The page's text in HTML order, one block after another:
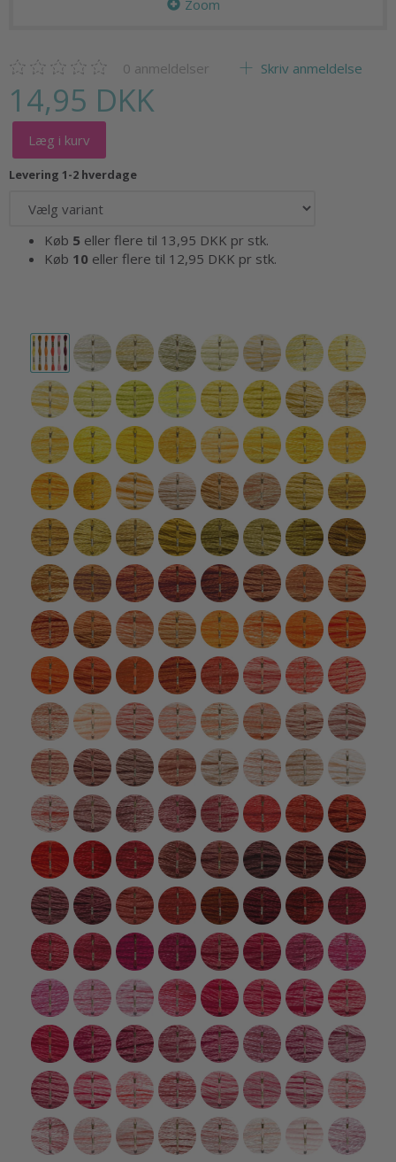
Zoom
0 anmeldelser Skriv anmeldelse
14,95 DKK
Læg i kurv
Levering 1-2 hverdage
Køb 5 eller flere til 13,95 DKK pr stk.
Køb 10 eller flere til 12,95 DKK pr stk.